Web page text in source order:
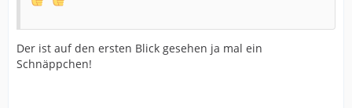
Der ist auf den ersten Blick gesehen ja mal ein
Schnäppchen!